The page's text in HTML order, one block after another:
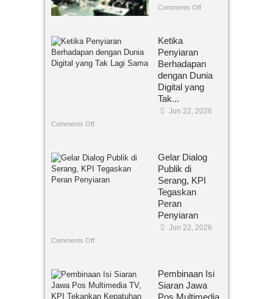
Comments Off
Ketika
Penyiaran
Berhadapan
dengan Dunia
Digital yang
Tak...
Jun 22, 2026
Comments Off
Gelar Dialog
Publik di
Serang, KPI
Tegaskan
Peran
Penyiaran
Jun 22, 2026
Comments Off
Pembinaan Isi
Siaran Jawa